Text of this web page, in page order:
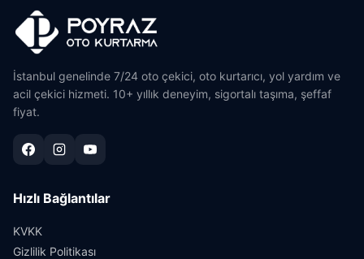
İstanbul genelinde 7/24 oto çekici, oto kurtarıcı, yol yardım ve
acil çekici hizmeti. 10+ yıllık deneyim, sigortalı taşıma, şeffaf
fiyat.
Hızlı Bağlantılar
KVKK
Gizlilik Politikası